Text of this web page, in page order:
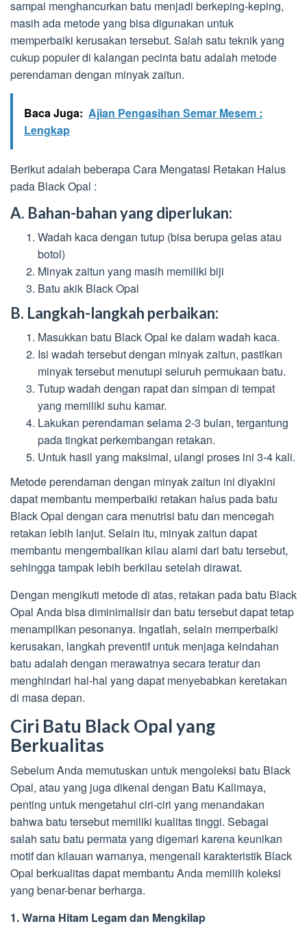
sampai menghancurkan batu menjadi berkeping-keping,
masih ada metode yang bisa digunakan untuk
memperbaiki kerusakan tersebut. Salah satu teknik yang
cukup populer di kalangan pecinta batu adalah metode
perendaman dengan minyak zaitun.
Baca Juga: Ajian Pengasihan Semar Mesem :
Lengkap
Berikut adalah beberapa Cara Mengatasi Retakan Halus
pada Black Opal :
A. Bahan-bahan yang diperlukan:
Wadah kaca dengan tutup (bisa berupa gelas atau
botol)
Minyak zaitun yang masih memiliki biji
Batu akik Black Opal
B. Langkah-langkah perbaikan:
Masukkan batu Black Opal ke dalam wadah kaca.
Isi wadah tersebut dengan minyak zaitun, pastikan
minyak tersebut menutupi seluruh permukaan batu.
Tutup wadah dengan rapat dan simpan di tempat
yang memiliki suhu kamar.
Lakukan perendaman selama 2-3 bulan, tergantung
pada tingkat perkembangan retakan.
Untuk hasil yang maksimal, ulangi proses ini 3-4 kali.
Metode perendaman dengan minyak zaitun ini diyakini
dapat membantu memperbaiki retakan halus pada batu
Black Opal dengan cara menutrisi batu dan mencegah
retakan lebih lanjut. Selain itu, minyak zaitun dapat
membantu mengembalikan kilau alami dari batu tersebut,
sehingga tampak lebih berkilau setelah dirawat.
Dengan mengikuti metode di atas, retakan pada batu Black
Opal Anda bisa diminimalisir dan batu tersebut dapat tetap
menampilkan pesonanya. Ingatlah, selain memperbaiki
kerusakan, langkah preventif untuk menjaga keindahan
batu adalah dengan merawatnya secara teratur dan
menghindari hal-hal yang dapat menyebabkan keretakan
di masa depan.
Ciri Batu Black Opal yang
Berkualitas
Sebelum Anda memutuskan untuk mengoleksi batu Black
Opal, atau yang juga dikenal dengan Batu Kalimaya,
penting untuk mengetahui ciri-ciri yang menandakan
bahwa batu tersebut memiliki kualitas tinggi. Sebagai
salah satu batu permata yang digemari karena keunikan
motif dan kilauan warnanya, mengenali karakteristik Black
Opal berkualitas dapat membantu Anda memilih koleksi
yang benar-benar berharga.
1. Warna Hitam Legam dan Mengkilap